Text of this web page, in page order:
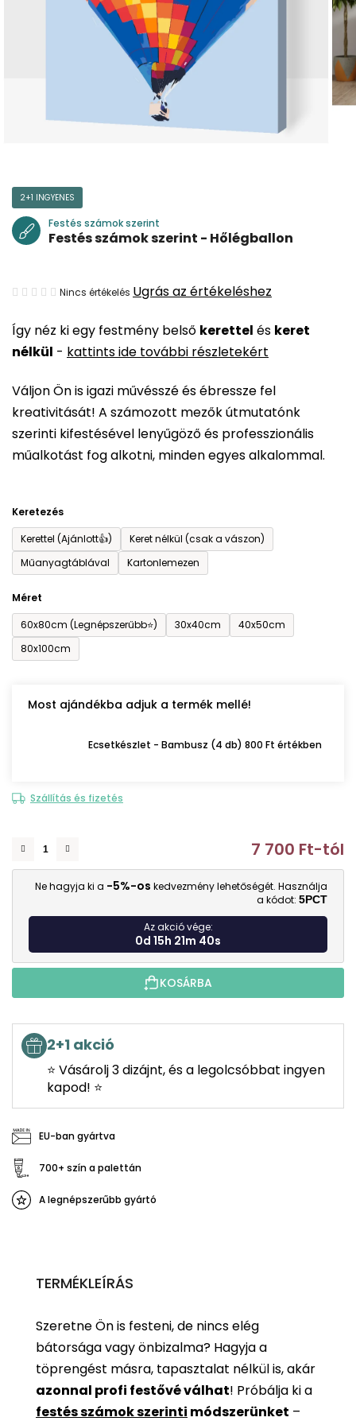
Így néz ki egy festmény belső kerettel és keret
nélkül - kattints ide további részletekért
Váljon Ön is igazi művésszé és ébressze fel
kreativitását! A számozott mezők útmutatónk
szerinti kifestésével lenyűgöző és professzionális
műalkotást fog alkotni, minden egyes alkalommal.
Keretezés
Kerettel (Ajánlott👍)
Keret nélkül (csak a vászon)
Műanyagtáblával
Kartonlemezen
Méret
60x80cm (Legnépszerűbb⭐)
30x40cm
40x50cm
80x100cm
Most ajándékba adjuk a termék mellé!
Ecsetkészlet - Bambusz (4 db) 800 Ft értékben
Szállítás és fizetés
7 700 Ft-tól
Ne hagyja ki a -5%-os kedvezmény lehetőségét. Használja
a kódot: 5PCT
Az akció vége:
0d 15h 21m 39s
KOSÁRBA
2+1 akció
⭐ Vásárolj 3 dizájnt, és a legolcsóbbat ingyen
kapod! ⭐
EU-ban gyártva
700+ szín a palettán
A legnépszerűbb gyártó
2+1 INGYENES
Festés számok szerint
Festés számok szerint - Hőlégballon
A
átlagos
értékelése
ből
0,0
csillag.
Nincs értékelés Ugrás az értékeléshez
TERMÉKLEÍRÁS
Szeretne Ön is festeni, de nincs elég
bátorsága vagy önbizalma? Hagyja a
töprengést másra, tapasztalat nélkül is, akár
azonnal profi festővé válhat! Próbálja ki a
festés számok szerinti módszerünket –